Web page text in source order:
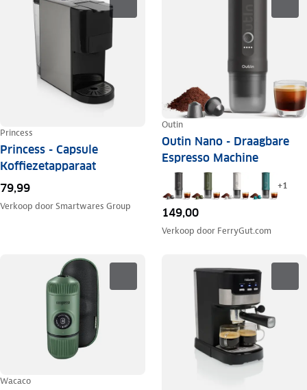
Princess
Princess - Capsule
Koffiezetapparaat
79,99
Verkoop doorSmartwares Group
Outin
Outin Nano - Draagbare
Espresso Machine
+1
149,00
Verkoop door FerryGut.com
Wacaco